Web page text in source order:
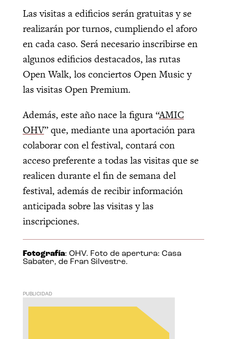
Las visitas a edificios serán gratuitas y se
realizarán por turnos, cumpliendo el aforo
en cada caso. Será necesario inscribirse en
algunos edificios destacados, las rutas
Open Walk, los conciertos Open Music y
las visitas Open Premium.
Además, este año nace la figura “AMIC
OHV” que, mediante una aportación para
colaborar con el festival, contará con
acceso preferente a todas las visitas que se
realicen durante el fin de semana del
festival, además de recibir información
anticipada sobre las visitas y las
inscripciones.
Fotografía: OHV. Foto de apertura: Casa
Sabater, de Fran Silvestre.
PUBLICIDAD